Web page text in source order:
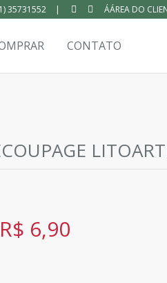
35731552 | ÁÁREA DO
CONTATO
R$ 6,90